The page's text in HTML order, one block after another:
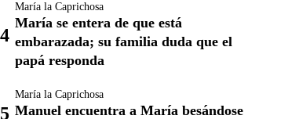
María la Caprichosa
María se entera de que está
embarazada; su familia duda que el
papá responda
María la Caprichosa
Manuel encuentra a María besándose